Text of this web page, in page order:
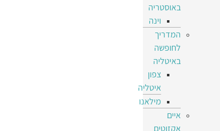
באוסטריה
וינה
המדריך
לחופשה
באיטליה
צפון
איטליה
מילאנו
איים
אקזוטים